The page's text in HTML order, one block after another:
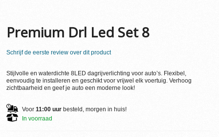
Premium Drl Led Set 8
Schrijf de eerste review over dit product
Stijlvolle en waterdichte 8LED dagrijverlichting voor auto’s. Flexibel,
eenvoudig te installeren en geschikt voor vrijwel elk voertuig. Verhoog
zichtbaarheid en geef je auto een moderne look!
Voor11:00 uur besteld, morgen in huis!
In voorraad